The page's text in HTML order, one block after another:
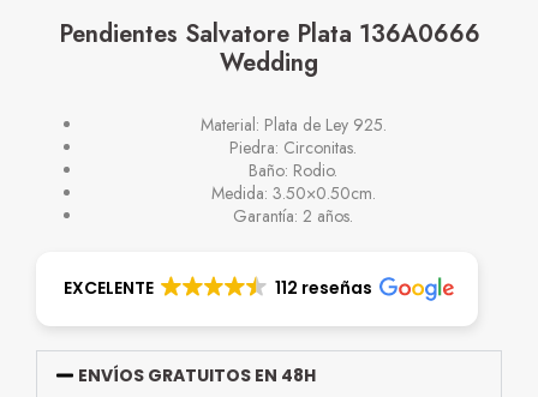
Pendientes Salvatore Plata 136A0666
Wedding
Material: Plata de Ley 925.
Piedra: Circonitas.
Baño: Rodio.
Medida: 3.50×0.50cm.
Garantía: 2 años.
EXCELENTE 112 reseñas
ENVÍOS GRATUITOS EN 48H